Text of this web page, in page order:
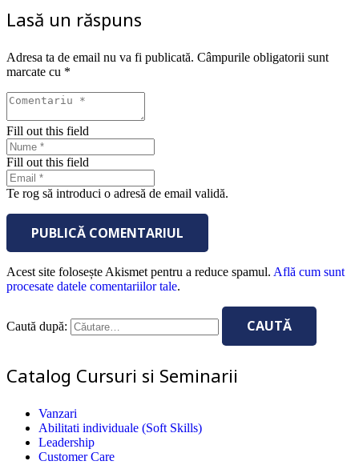
Lasă un răspuns
Adresa ta de email nu va fi publicată. Câmpurile obligatorii sunt
marcate cu *
Fill out this field
Fill out this field
Te rog să introduci o adresă de email validă.
PUBLICĂ COMENTARIUL
Acest site folosește Akismet pentru a reduce spamul. Află cum sunt
procesate datele comentariilor tale.
Caută după:
Catalog Cursuri si Seminarii
Vanzari
Abilitati individuale (Soft Skills)
Leadership
Customer Care